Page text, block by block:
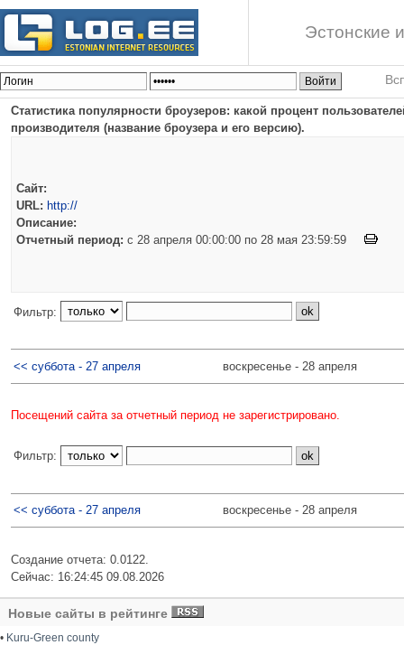
Эстонские
Статистика популярности броузеров: какой процент
производителя (название броузера и его версию).
Сайт:
URL: http://
Описание:
Отчетный период: c 28 апреля 00:00:00 по 28 мая 23:59:59
Фильтр:
<< суббота - 27 апреля воскресенье - 28 апреля
Посещений сайта за отчетный период не зарегистрировано.
Фильтр:
<< суббота - 27 апреля воскресенье - 28 апреля
Создание отчета: 0.0122.
Сейчас: 16:24:45 09.08.2026
Новые сайты в рейтинге
• Kuru-Green county